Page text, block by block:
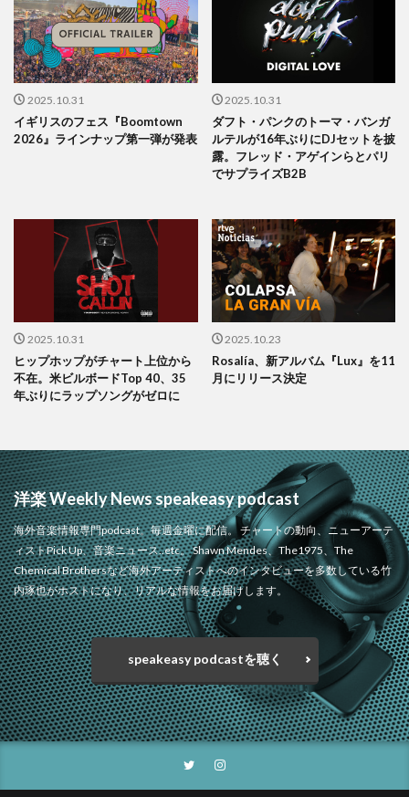
2025.10.31
イギリスのフェス『Boomtown
2026』ラインナップ第一弾が発表
2025.10.31
ダフト・パンクのトーマ・バンガ
ルテルが16年ぶりにDJセットを披
露。フレッド・アゲインらとパリ
でサプライズB2B
2025.10.31
ヒップホップがチャート上位から
不在。米ビルボードTop 40、35
年ぶりにラップソングがゼロに
2025.10.23
Rosalía、新アルバム『Lux』を11
月にリリース決定
洋楽 Weekly News speakeasy podcast
海外音楽情報専門podcast。毎週金曜に配信。 チャートの動向、ニューアーテ
ィストPick Up、音楽ニュース..etc。 Shawn Mendes、The1975、The
Chemical Brothersなど海外アーティストへのインタビューを多数している竹
内琢也がホストになり、リアルな情報をお届けします。
speakeasy podcastを聴く